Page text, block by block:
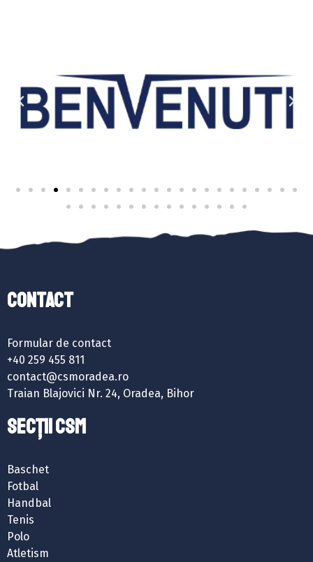
Contact
Formular de contact
+40 259 455 811
contact@csmoradea.ro
Traian Blajovici Nr. 24, Oradea, Bihor
SECȚII CSM
Baschet
Fotbal
Handbal
Tenis
Polo
Atletism